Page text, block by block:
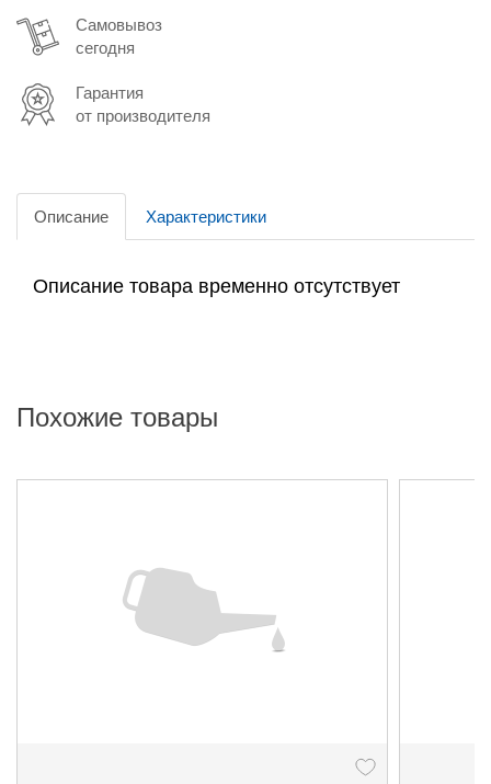
Самовывоз
сегодня
Гарантия
от производителя
Описание Характеристики
Описание товара временно отсутствует
Похожие товары